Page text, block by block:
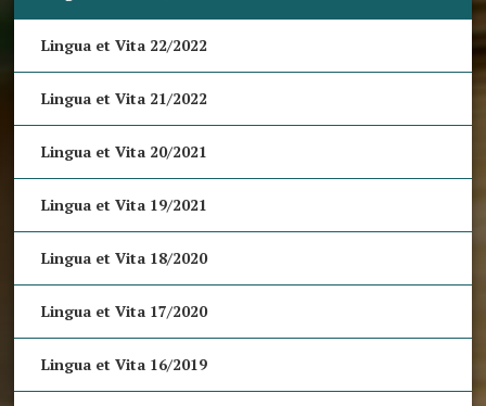
Lingua et Vita 22/2022
Lingua et Vita 21/2022
Lingua et Vita 20/2021
Lingua et Vita 19/2021
Lingua et Vita 18/2020
Lingua et Vita 17/2020
Lingua et Vita 16/2019